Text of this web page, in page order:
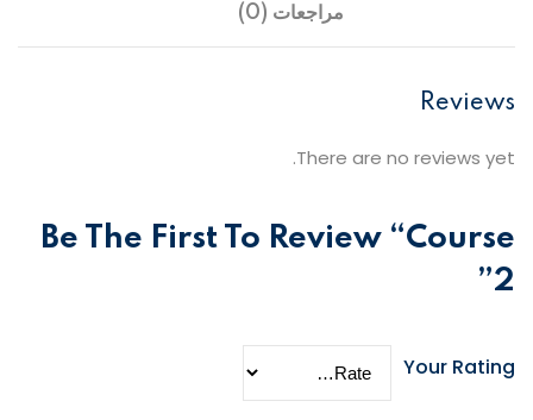
مراجعات (0)
Reviews
There are no reviews yet.
Be The First To Review “course
2”
Your Rating